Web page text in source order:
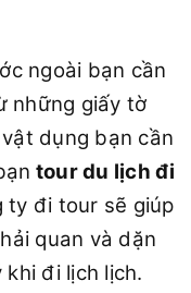
ngoài bạn cần
những giấy tờ
dụng bạn cần
tour du lịch đi
ty đi tour sẽ giúp
quan và dặn
đi lịch lịch.